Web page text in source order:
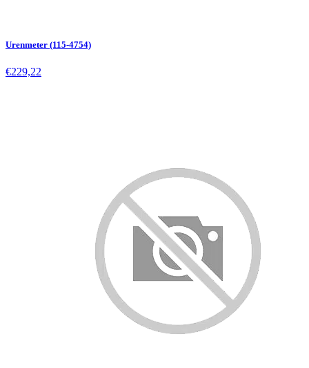
Urenmeter (115-4754)
€229,22